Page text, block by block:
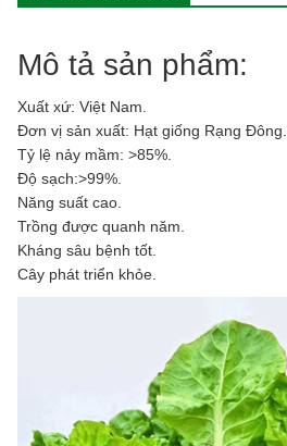
Mô tả sản phẩm:
Xuất xứ: Việt Nam.
Đơn vị sản xuất: Hạt giống Rạng Đông.
Tỷ lệ nảy mầm: >85%.
Độ sạch:>99%.
Năng suất cao.
Trồng được quanh năm.
Kháng sâu bệnh tốt.
Cây phát triển khỏe.